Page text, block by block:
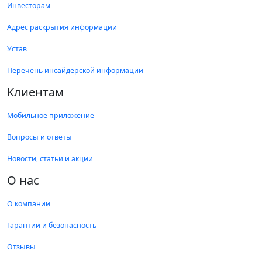
Инвесторам
Адрес раскрытия информации
Устав
Перечень инсайдерской информации
Клиентам
Мобильное приложение
Вопросы и ответы
Новости, статьи и акции
О нас
О компании
Гарантии и безопасность
Отзывы